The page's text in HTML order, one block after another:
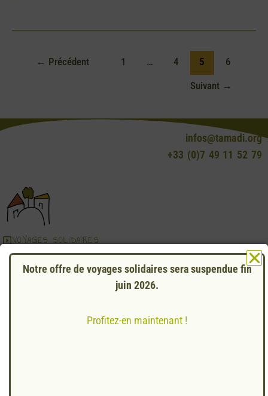
← Précédent 1 … 4 5
6
Suivant →
infos@tamadi.org
+33 (0)7 49 11 52 79
VOYAGES SOLIDAIRES
ESCALES TAMADI
ASSOCIATION TAMADI
Agrément Tourisme IM 044230003
Notre offre de voyages solidaires sera suspendue fin
juin 2026.
Profitez-en maintenant !